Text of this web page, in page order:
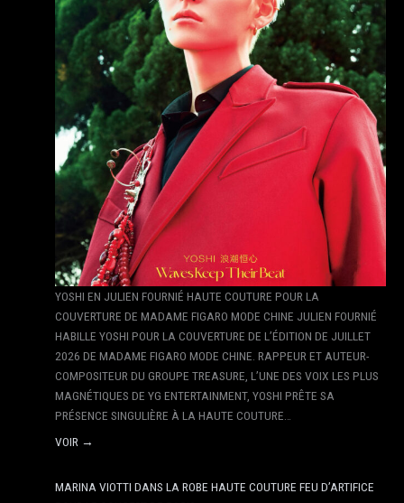
YOSHI EN JULIEN FOURNIÉ HAUTE COUTURE POUR LA
COUVERTURE DE MADAME FIGARO MODE CHINE JULIEN FOURNIÉ
HABILLE YOSHI POUR LA COUVERTURE DE L’ÉDITION DE JUILLET
2026 DE MADAME FIGARO MODE CHINE. RAPPEUR ET AUTEUR-
COMPOSITEUR DU GROUPE TREASURE, L’UNE DES VOIX LES PLUS
MAGNÉTIQUES DE YG ENTERTAINMENT, YOSHI PRÊTE SA
PRÉSENCE SINGULIÈRE À LA HAUTE COUTURE…
VOIR →
MARINA VIOTTI DANS LA ROBE HAUTE COUTURE FEU D’ARTIFICE